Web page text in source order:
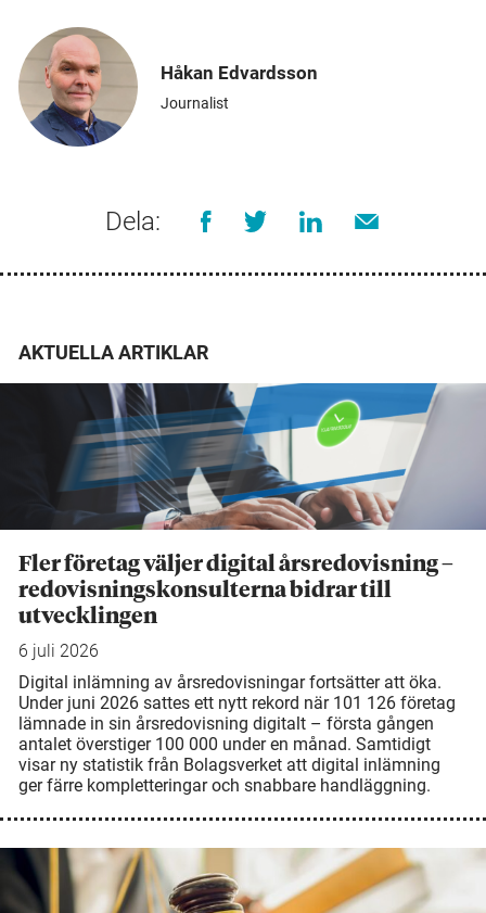
Håkan Edvardsson
Journalist
Dela:
AKTUELLA ARTIKLAR
Fler företag väljer digital årsredovisning –
redovisningskonsulterna bidrar till
utvecklingen
6 juli 2026
Digital inlämning av årsredovisningar fortsätter att öka.
Under juni 2026 sattes ett nytt rekord när 101 126 företag
lämnade in sin årsredovisning digitalt – första gången
antalet överstiger 100 000 under en månad. Samtidigt
visar ny statistik från Bolagsverket att digital inlämning
ger färre kompletteringar och snabbare handläggning.